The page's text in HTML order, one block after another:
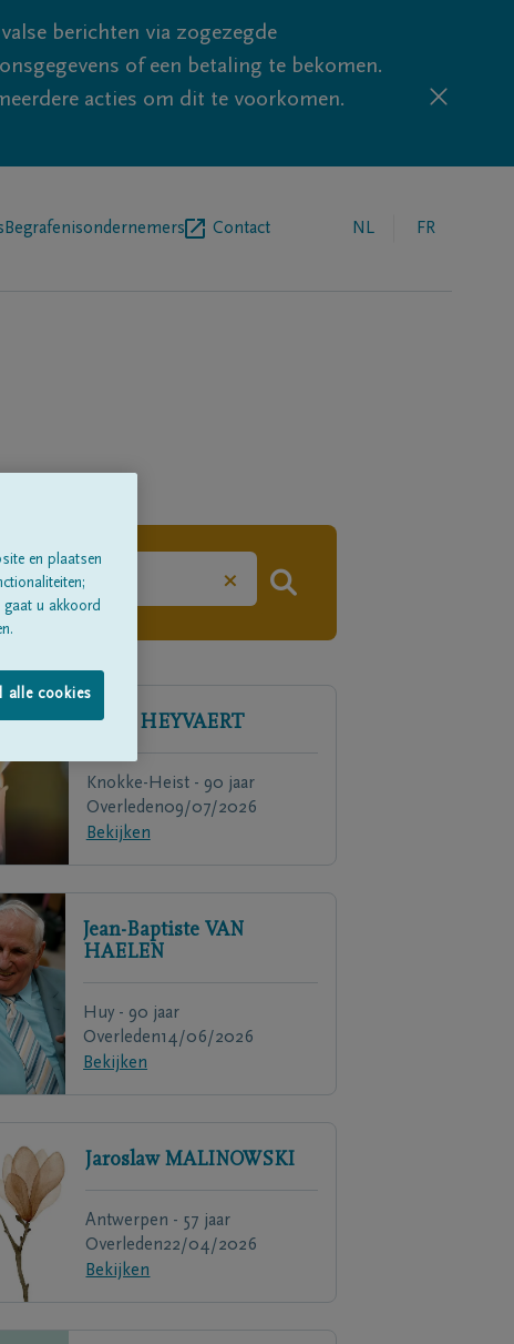
berichten via zogezegde
of een betaling te bekomen.
acties om dit te voorkomen.
Begrafenisondernemers Contact NL FR
×
Greta HEYVAERT
Knokke-Heist - 90 jaar
Overleden09/07/2026
Bekijken
Jean-Baptiste VAN
HAELEN
Huy - 90 jaar
Overleden14/06/2026
Bekijken
Jaroslaw MALINOWSKI
Antwerpen - 57 jaar
Overleden22/04/2026
Bekijken
en plaatsen
gaat u akkoord
alle cookies